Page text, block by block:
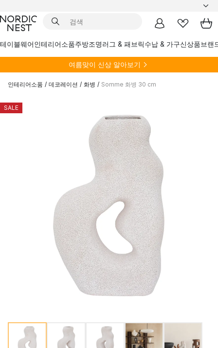
테이블웨어인테리어소품주방조명러그 & 패브릭수납 & 가구신상품브랜
여름맞이 신상 알아보기
인테리어소품 / 데코레이션 / 화병 / Somme 화병 30 cm
SALE